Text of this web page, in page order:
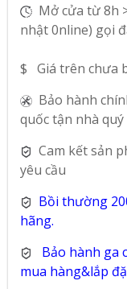
Mở cửa từ 8h
nhật 0nline) gọi
$ Giá trên chưa
Bảo hành
quốc tận nhà quý
Cam kết sản
yêu cầu
Bồi thường
hãng.
Bảo hành ga
mua hàng&lắp